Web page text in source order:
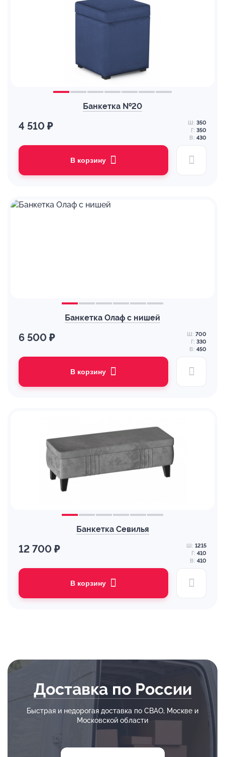
Банкетка №20
4 510 ₽ Ш: 350
Г: 350
В: 430
В корзину
Банкетка Олаф с нишей
6 500 ₽ Ш: 700
Г: 330
В: 450
В корзину
Банкетка Севилья
12 700 ₽ Ш: 1215
Г: 410
В: 410
В корзину
Доставка по России
Быстрая и недорогая доставка по СВАО, Москве и
Московской области